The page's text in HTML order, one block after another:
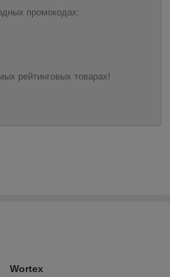
промокодах;
рейтинговых товарах!
Wortex